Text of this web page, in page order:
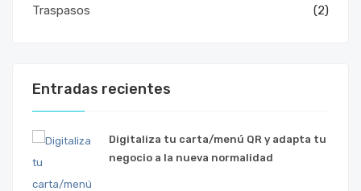
Traspasos (2)
Entradas recientes
Digitaliza tu carta/menú QR y adapta tu
negocio a la nueva normalidad